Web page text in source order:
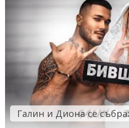
Галин и Диона се